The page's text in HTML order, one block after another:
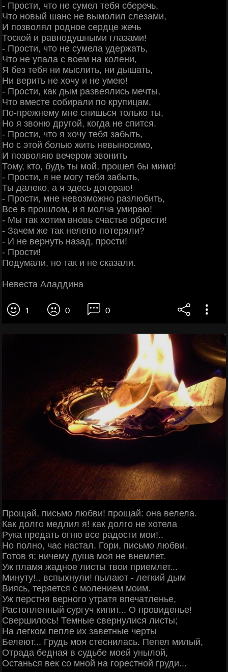
- Прости, что не сумел тебя сберечь,
Что новый шанс не вымолил слезами,
И позволял родное сердце жечь
Тоской и равнодушными глазами!
- Прости, что не сумела удержать,
Что не упала с воем на колени,
Я без тебя ни мыслить, ни дышать,
Ни верить не хочу и не умею!
- Прости, как дым развеялись мечты,
Что вместе собирали по крупицам,
По-прежнему мне снишься только ты,
Но я звоню другой, когда не спится.
- Прости, что я хочу тебя забыть,
Но с этой болью жить невыносимо,
И позволяю вечером звонить
Тому, кто, будь ты мой, прошел бы мимо!
- Прости, я не могу тебя забыть,
Ты далеко, а я здесь догораю!
- Прости, мне невозможно разлюбить,
Все в прошлом, и я молча умираю!
- Мы так хотим вновь счастье обрести!
- Зачем же так нелепо потеряли?
- И не вернуть назад, прости!
- Прости!
Подумали, но так и не сказали.
Невеста Аладдина
1 0 0
Прощай, письмо любви! прощай: она велела.
Как долго медлил я! как долго не хотела
Рука предать огню все радости мои!..
Но полно, час настал. Гори, письмо любви.
Готов я; ничему душа моя не внемлет.
Уж пламя жадное листы твои приемлет...
Минуту!.. вспыхнули! пылают - легкий дым
Виясь, теряется с молением моим.
Уж перстня верного утратя впечатленье,
Растопленный сургуч кипит... О провиденье!
Свершилось! Темные свернулися листы;
На легком пепле их заветные черты
Белеют... Грудь моя стеснилась. Пепел милый,
Отрада бедная в судьбе моей унылой,
Останься век со мной на горестной груди...